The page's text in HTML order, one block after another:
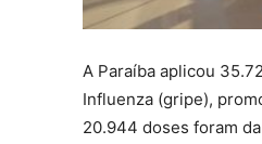
A Paraíba aplicou
Influenza (gripe),
20.944 doses foram